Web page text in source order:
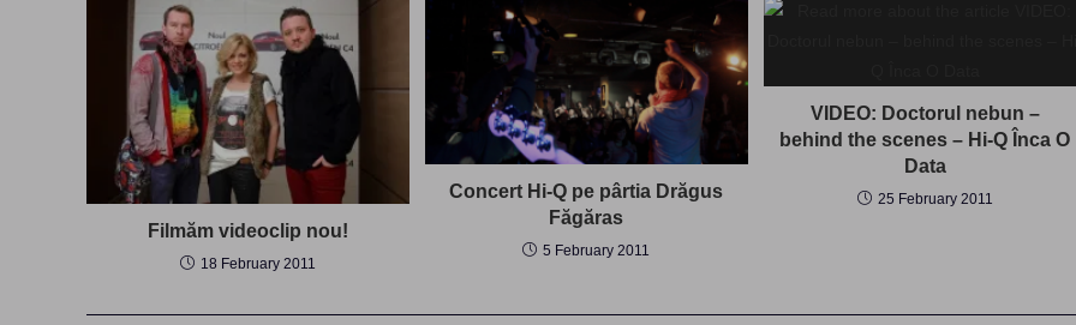
Filmăm videoclip nou!
18 February 2011
Concert Hi-Q pe pârtia Drăgus
Făgăras
5 February 2011
VIDEO: Doctorul nebun –
behind the scenes – Hi-Q Înca O
Data
25 February 2011